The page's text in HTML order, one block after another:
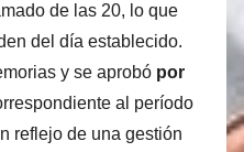
de las 20, lo que
del día establecido.
y se aprobó por
al período
reflejo de una gestión